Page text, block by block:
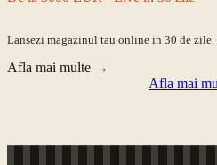
Lansezi magazinul tau online in 30 de
Afla mai multe →
Afla mai